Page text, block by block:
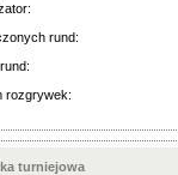
rund:
rozgrywek:
turniejowa